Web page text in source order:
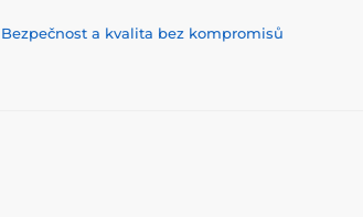
Bezpečnost a kvalita bez kompromisů